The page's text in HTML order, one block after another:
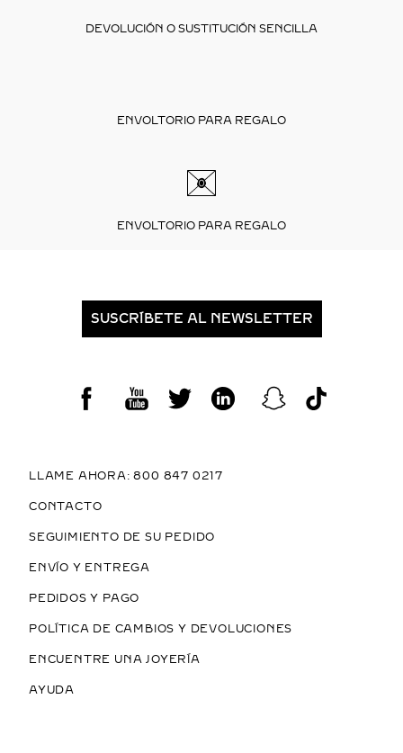
DEVOLUCIÓN O SUSTITUCIÓN SENCILLA
ENVOLTORIO PARA REGALO
ENVOLTORIO PARA REGALO
SUSCRÍBETE AL NEWSLETTER
LLAME AHORA: 800 847 0217
CONTACTO
SEGUIMIENTO DE SU PEDIDO
ENVÍO Y ENTREGA
PEDIDOS Y PAGO
POLÍTICA DE CAMBIOS Y DEVOLUCIONES
ENCUENTRE UNA JOYERÍA
AYUDA